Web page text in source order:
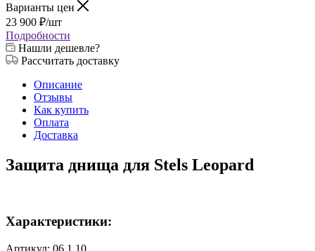
Варианты цен
23 900 ₽/шт
Подробности
Нашли дешевле?
Рассчитать доставку
Описание
Отзывы
Как купить
Оплата
Доставка
Защита днища для Stels Leopard
Характеристики:
Артикул: 06.1.10